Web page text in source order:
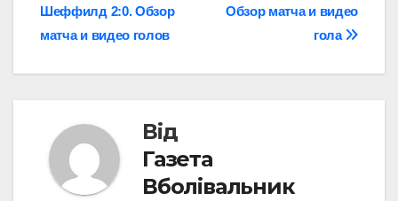
Обзор матча и видео
гола
Шеффилд 2:0. Обзор
матча и видео голов
Від
Газета
Вболівальник